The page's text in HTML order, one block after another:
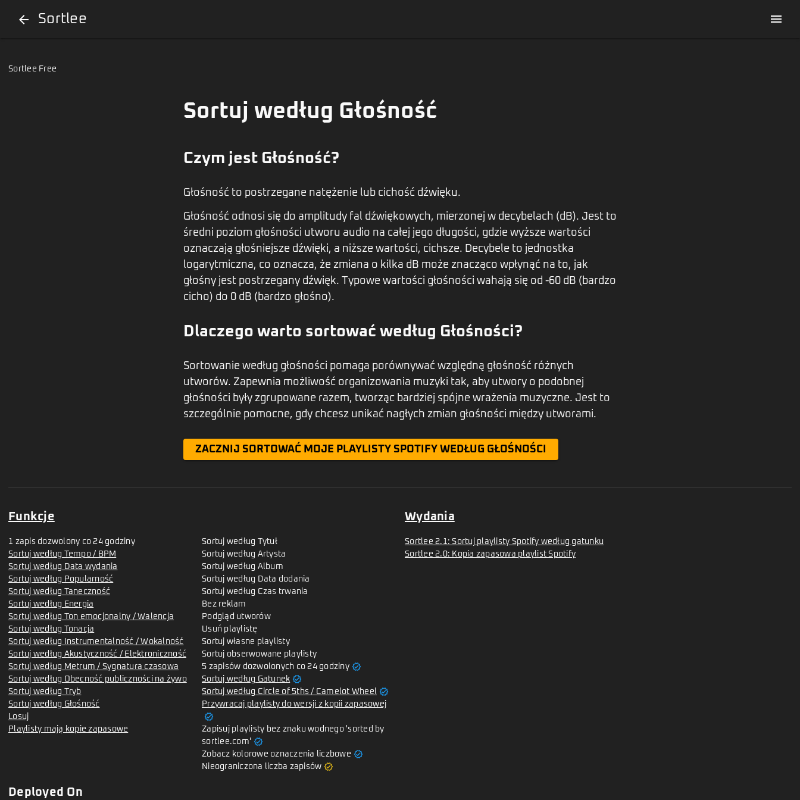
arrow_back Sortlee menu
Sortlee Free
Sortuj według Głośność
Czym jest Głośność?
Głośność to postrzegane natężenie lub cichość dźwięku.
Głośność odnosi się do amplitudy fal dźwiękowych, mierzonej w decybelach (dB). Jest to
średni poziom głośności utworu audio na całej jego długości, gdzie wyższe wartości
oznaczają głośniejsze dźwięki, a niższe wartości, cichsze. Decybele to jednostka
logarytmiczna, co oznacza, że zmiana o kilka dB może znacząco wpłynąć na to, jak
głośny jest postrzegany dźwięk. Typowe wartości głośności wahają się od -60 dB (bardzo
cicho) do 0 dB (bardzo głośno).
Dlaczego warto sortować według Głośności?
Sortowanie według głośności pomaga porównywać względną głośność różnych
utworów. Zapewnia możliwość organizowania muzyki tak, aby utwory o podobnej
głośności były zgrupowane razem, tworząc bardziej spójne wrażenia muzyczne. Jest to
szczególnie pomocne, gdy chcesz unikać nagłych zmian głośności między utworami.
ZACZNIJ SORTOWAĆ MOJE PLAYLISTY SPOTIFY WEDŁUG GŁOŚNOŚCI
Funkcje
1 zapis dozwolony co 24 godziny
Sortuj według Tempo / BPM
Sortuj według Data wydania
Sortuj według Popularność
Sortuj według Taneczność
Sortuj według Energia
Sortuj według Ton emocjonalny / Walencja
Sortuj według Tonacja
Sortuj według Instrumentalność / Wokalność
Sortuj według Akustyczność / Elektroniczność
Sortuj według Metrum / Sygnatura czasowa
Sortuj według Obecność publiczności na żywo
Sortuj według Tryb
Sortuj według Głośność
Losuj
Playlisty mają kopie zapasowe
Sortuj według Tytuł
Sortuj według Artysta
Sortuj według Album
Sortuj według Data dodania
Sortuj według Czas trwania
Bez reklam
Podgląd utworów
Usuń playlistę
Sortuj własne playlisty
Sortuj obserwowane playlisty
5 zapisów dozwolonych co 24 godziny verified
Sortuj według Gatunek verified
Sortuj według Circle of 5ths / Camelot Wheel verified
Przywracaj playlisty do wersji z kopii zapasowej
verified
Zapisuj playlisty bez znaku wodnego 'sorted by
sortlee.com' verified
Zobacz kolorowe oznaczenia liczbowe verified
Nieograniczona liczba zapisów verified
Wydania
Sortlee 2.1: Sortuj playlisty Spotify według gatunku
Sortlee 2.0: Kopia zapasowa playlist Spotify
Deployed On